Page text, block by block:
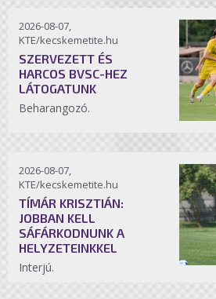
2026-08-07,
KTE/kecskemetite.hu
SZERVEZETT ÉS
HARCOS BVSC-HEZ
LÁTOGATUNK
Beharangozó.
2026-08-07,
KTE/kecskemetite.hu
TÍMÁR KRISZTIÁN:
JOBBAN KELL
SÁFÁRKODNUNK A
HELYZETEINKKEL
Interjú.